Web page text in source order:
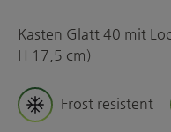
Kasten Glatt 40 mit
H 17,5 cm)
Frost resistent